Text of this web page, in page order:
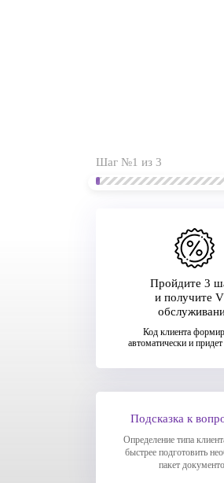
Шаг №1 из 3
Пройдите 3
и получите
Код клиента
автоматически и
Подсказка к
Определение типа
быстрее подготовить
пакет